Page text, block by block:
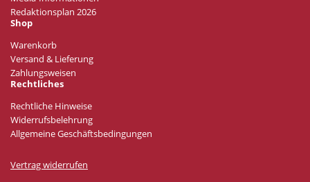
Redaktionsplan 2026
Shop
Warenkorb
Versand & Lieferung
Zahlungsweisen
Rechtliches
Rechtliche Hinweise
Widerrufsbelehrung
Allgemeine Geschäftsbedingungen
Vertrag widerrufen